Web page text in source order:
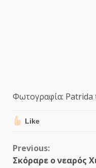
Φωτογραφία: Patrida
Like
Continue
Previous:
Σκόραρε ο νεαρός